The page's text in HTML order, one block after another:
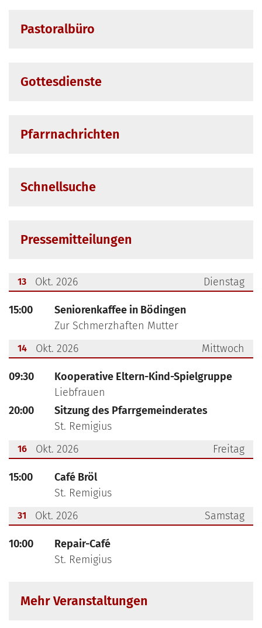
Pastoralbüro
Gottesdienste
Pfarrnachrichten
Schnellsuche
Pressemitteilungen
Dienstag
13
Okt. 2026
???msg.page.sr.date??? 13. Oktober 2026
15:00
Seniorenkaffee in Bödingen
Zur Schmerzhaften Mutter
Mittwoch
14
Okt. 2026
???msg.page.sr.date??? 14. Oktober 2026
09:30
Kooperative Eltern-Kind-Spielgruppe
Liebfrauen
20:00
Sitzung des Pfarrgemeinderates
St. Remigius
Freitag
16
Okt. 2026
???msg.page.sr.date??? 16. Oktober 2026
15:00
Café Bröl
St. Remigius
Samstag
31
Okt. 2026
???msg.page.sr.date??? 31. Oktober 2026
10:00
Repair-Café
St. Remigius
Mehr Veranstaltungen